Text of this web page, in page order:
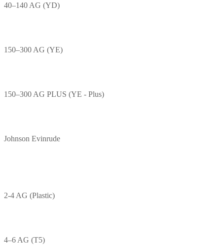
40–140 AG (YD)
150–300 AG (YE)
150–300 AG PLUS (YE - Plus)
Johnson Evinrude
2-4 AG (Plastic)
4–6 AG (T5)